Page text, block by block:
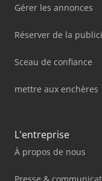
Gérer les annonces
Réserver de la
Sceau de confiance
mettre aux enchères
L'entreprise
À propos de nous